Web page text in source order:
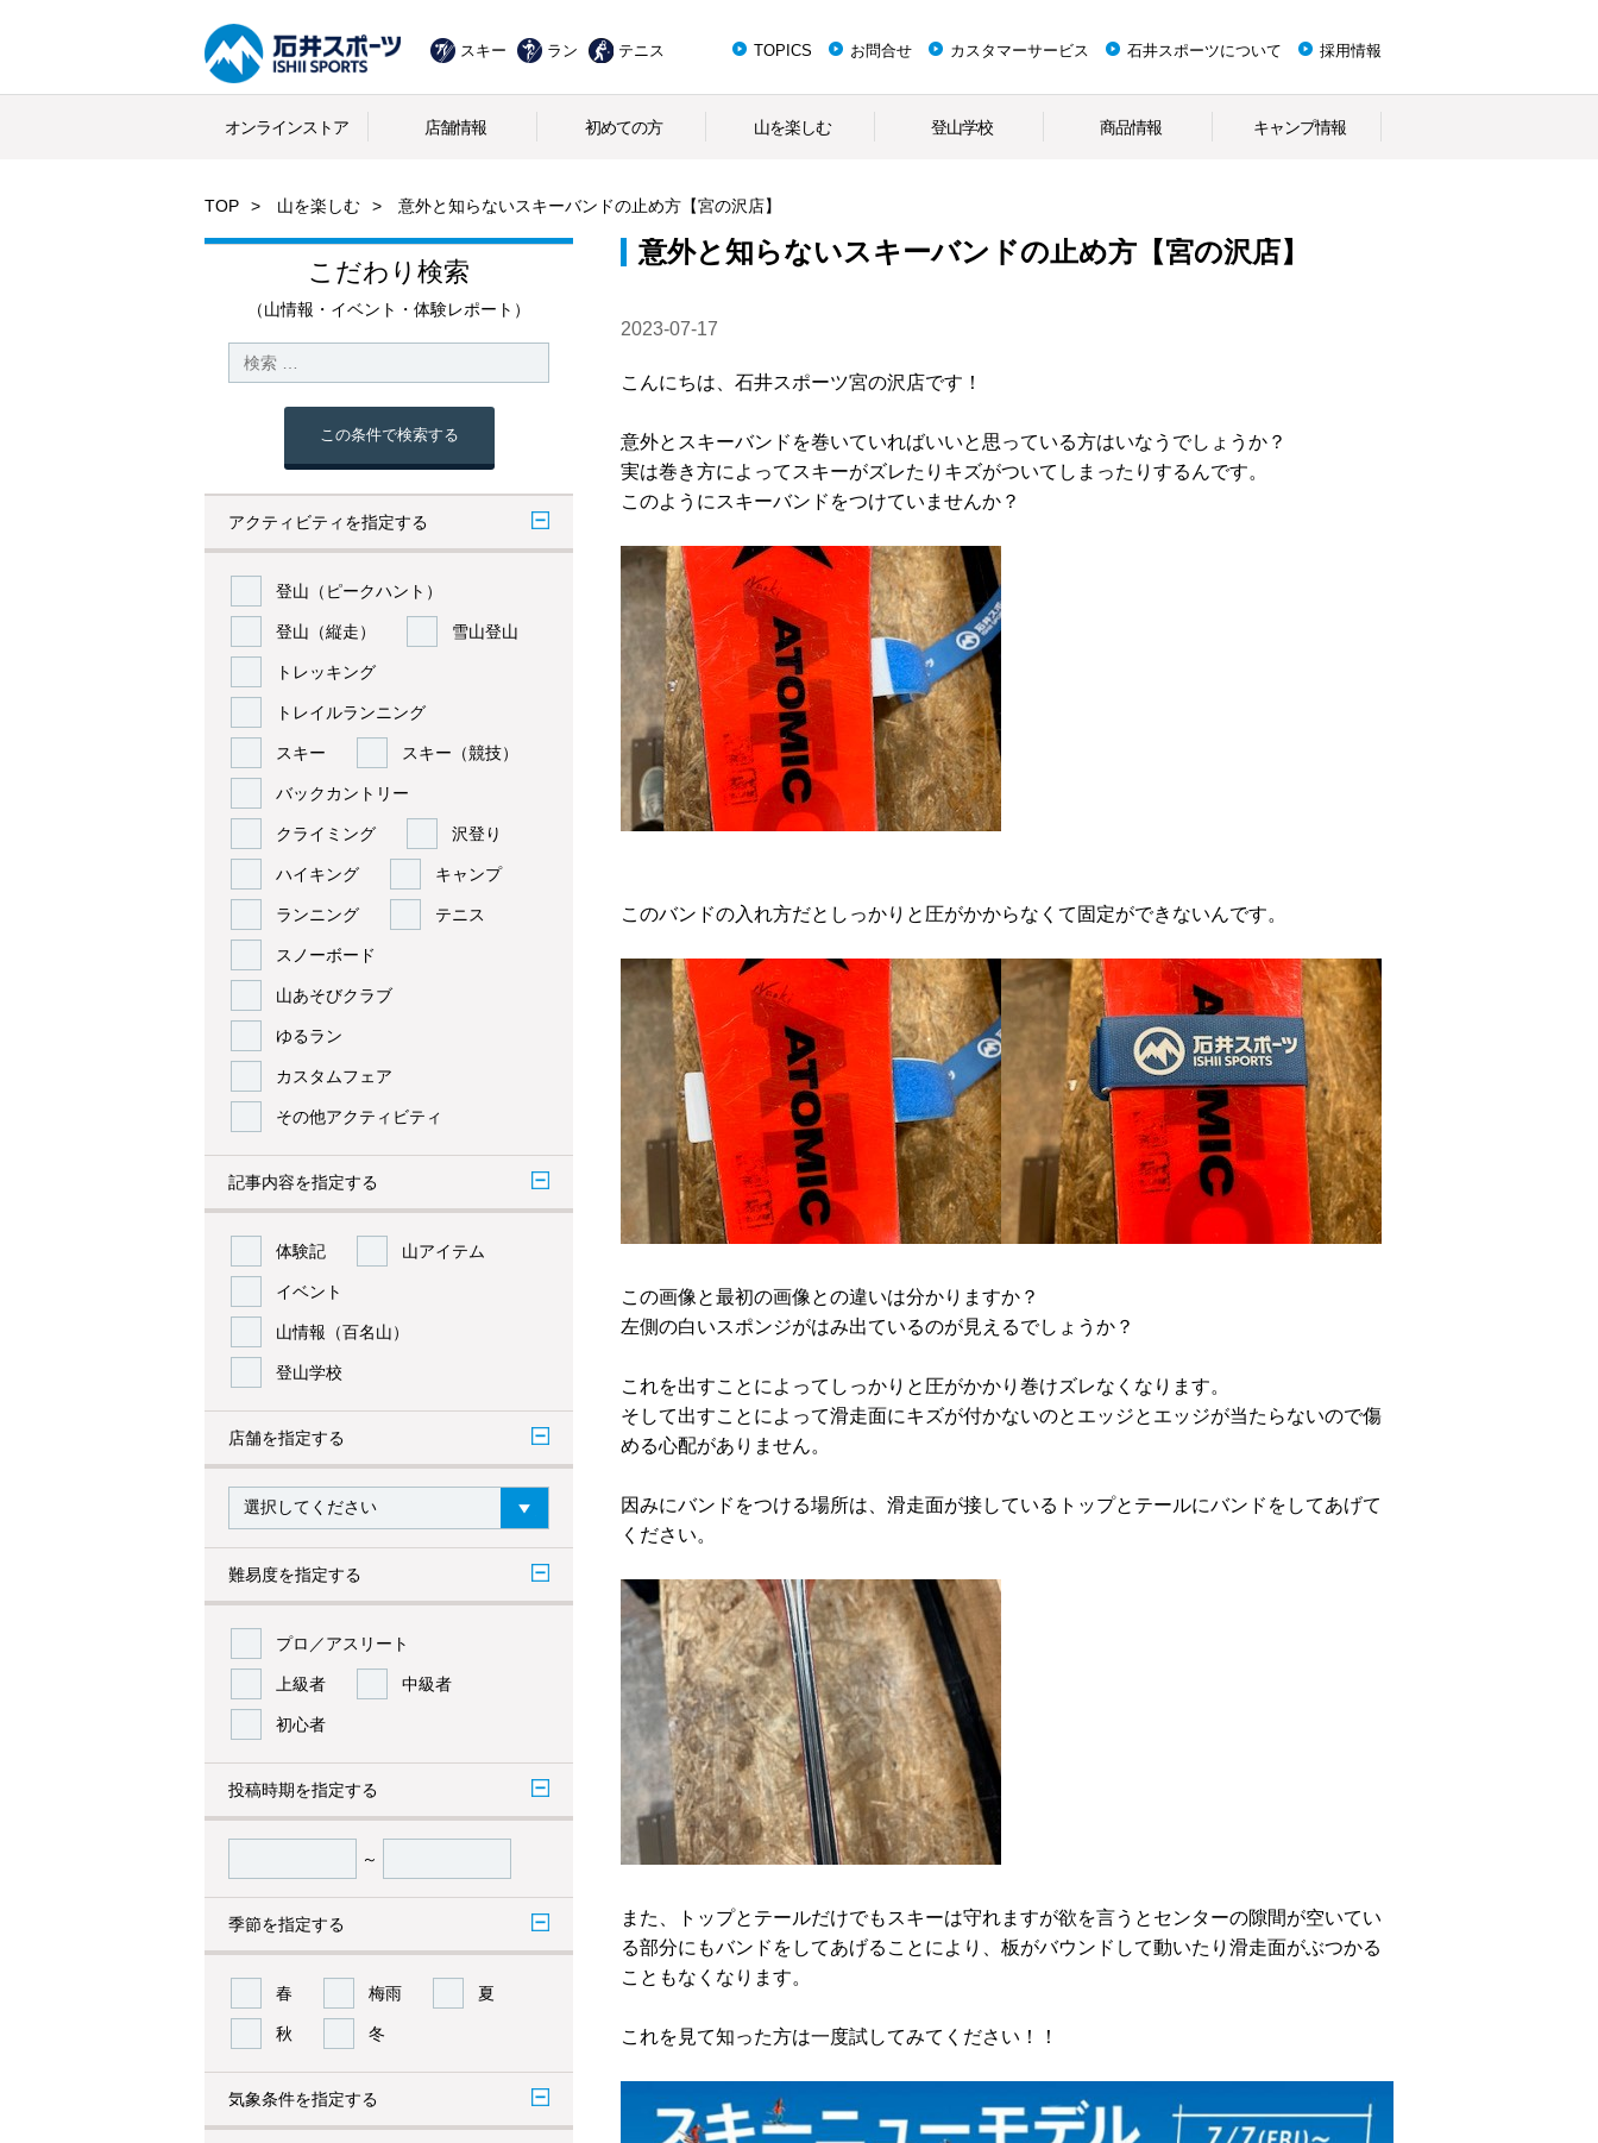
スキー ラン テニス TOPICS お問合せ カスタマーサービス 石井スポーツについて 採用情報
オンラインストア 店舗情報 初めての方 山を楽しむ 登山学校 商品情報 キャンプ情報
TOP 山を楽しむ 意外と知らないスキーバンドの止め方【宮の沢店】
こだわり検索
（山情報・イベント・体験レポート）
この条件で検索する
アクティビティを指定する
登山（ピークハント）
登山（縦走） 雪山登山
トレッキング
トレイルランニング
スキー スキー（競技）
バックカントリー
クライミング 沢登り
ハイキング キャンプ
ランニング テニス
スノーボード
山あそびクラブ
ゆるラン
カスタムフェア
その他アクティビティ
記事内容を指定する
体験記 山アイテム
イベント
山情報（百名山）
登山学校
店舗を指定する
難易度を指定する
プロ／アスリート
上級者 中級者
初心者
投稿時期を指定する
～
季節を指定する
春 梅雨 夏
秋 冬
気象条件を指定する
意外と知らないスキーバンドの止め方【宮の沢店】
2023-07-17
こんにちは、石井スポーツ宮の沢店です！
意外とスキーバンドを巻いていればいいと思っている方はいなうでしょうか？
実は巻き方によってスキーがズレたりキズがついてしまったりするんです。
このようにスキーバンドをつけていませんか？
このバンドの入れ方だとしっかりと圧がかからなくて固定ができないんです。
この画像と最初の画像との違いは分かりますか？
左側の白いスポンジがはみ出ているのが見えるでしょうか？
これを出すことによってしっかりと圧がかかり巻けズレなくなります。
そして出すことによって滑走面にキズが付かないのとエッジとエッジが当たらないので傷
める心配がありません。
因みにバンドをつける場所は、滑走面が接しているトップとテールにバンドをしてあげて
ください。
また、トップとテールだけでもスキーは守れますが欲を言うとセンターの隙間が空いてい
る部分にもバンドをしてあげることにより、板がバウンドして動いたり滑走面がぶつかる
こともなくなります。
これを見て知った方は一度試してみてください！！